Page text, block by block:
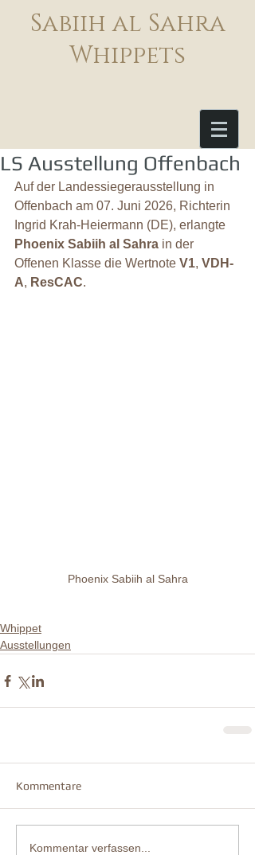
Sabiih al Sahra
Whippets
LS Ausstellung Offenbach
Auf der Landessiegerausstellung in
Offenbach am 07. Juni 2026, Richterin
Ingrid Krah-Heiermann (DE), erlangte
Phoenix Sabiih al Sahra in der
Offenen Klasse die Wertnote V1, VDH-
A, ResCAC.
Phoenix Sabiih al Sahra
Whippet
Ausstellungen
Kommentare
Kommentar verfassen...